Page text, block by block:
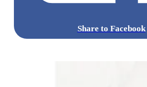
Share to Facebook